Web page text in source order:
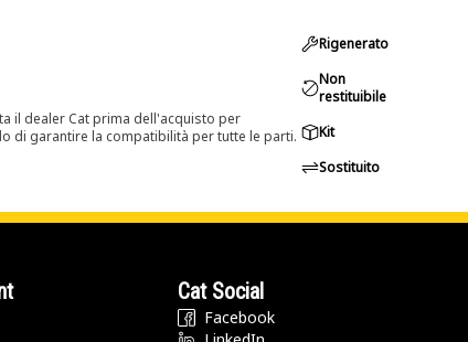
il dealer Cat prima dell'acquisto per
di garantire la compatibilità per tutte le parti.
Rigenerato
Non
restituibile
Kit
Sostituito
Cat Social
Facebook